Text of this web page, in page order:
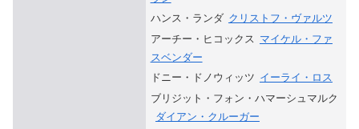
ハンス・ランダ クリストフ・ヴァルツ
アーチー・ヒコックス マイケル・ファ
スベンダー
ドニー・ドノウィッツ イーライ・ロス
ブリジット・フォン・ハマーシュマルク
ダイアン・クルーガー